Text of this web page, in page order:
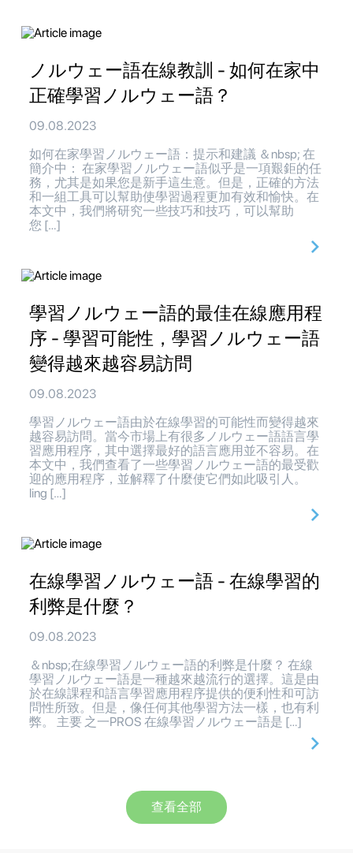
ノルウェー語在線教訓 - 如何在家中
正確學習ノルウェー語？
09.08.2023
如何在家學習ノルウェー語：提示和建議 ＆nbsp; 在
簡介中： 在家學習ノルウェー語似乎是一項艱鉅的任
務，尤其是如果您是新手這生意。但是，正確的方法
和一組工具可以幫助使學習過程更加有效和愉快。在
本文中，我們將研究一些技巧和技巧，可以幫助
您 […]
學習ノルウェー語的最佳在線應用程
序 - 學習可能性，學習ノルウェー語
變得越來越容易訪問
09.08.2023
學習ノルウェー語由於在線學習的可能性而變得越來
越容易訪問。當今市場上有很多ノルウェー語語言學
習應用程序，其中選擇最好的語言應用並不容易。在
本文中，我們查看了一些學習ノルウェー語的最受歡
迎的應用程序，並解釋了什麼使它們如此吸引人。
ling […]
在線學習ノルウェー語 - 在線學習的
利弊是什麼？
09.08.2023
＆nbsp;在線學習ノルウェー語的利弊是什麼？ 在線
學習ノルウェー語是一種越來越流行的選擇。這是由
於在線課程和語言學習應用程序提供的便利性和可訪
問性所致。但是，像任何其他學習方法一樣，也有利
弊。 主要 之一PROS 在線學習ノルウェー語是 […]
查看全部